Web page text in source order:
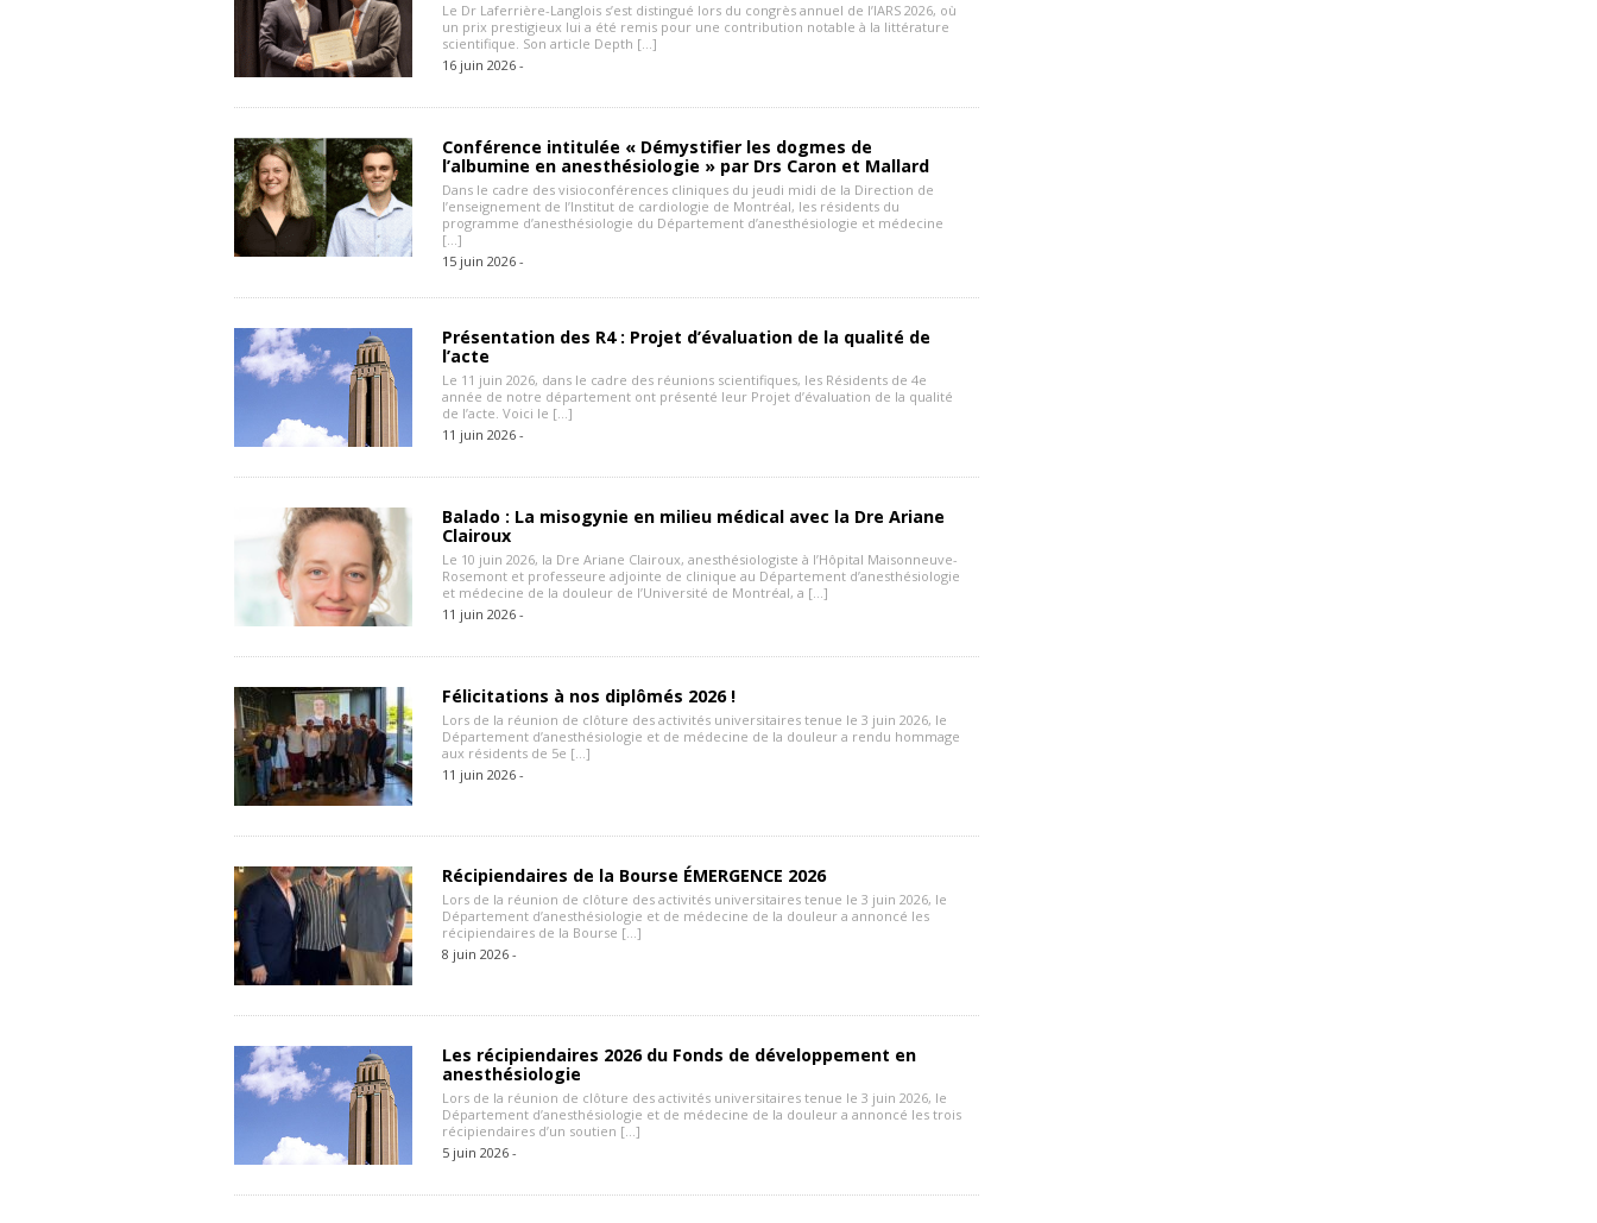
Le Dr Laferrière-Langlois s’est distingué lors du congrès annuel de l’IARS 2026, où
un prix prestigieux lui a été remis pour une contribution notable à la littérature
scientifique. Son article Depth […]
16 juin 2026 -
Conférence intitulée « Démystifier les dogmes de
l’albumine en anesthésiologie » par Drs Caron et Mallard
Dans le cadre des visioconférences cliniques du jeudi midi de la Direction de
l’enseignement de l’Institut de cardiologie de Montréal, les résidents du
programme d’anesthésiologie du Département d’anesthésiologie et médecine
[…]
15 juin 2026 -
Présentation des R4 : Projet d’évaluation de la qualité de
l’acte
Le 11 juin 2026, dans le cadre des réunions scientifiques, les Résidents de 4e
année de notre département ont présenté leur Projet d’évaluation de la qualité
de l’acte. Voici le […]
11 juin 2026 -
Balado : La misogynie en milieu médical avec la Dre Ariane
Clairoux
Le 10 juin 2026, la Dre Ariane Clairoux, anesthésiologiste à l’Hôpital Maisonneuve-
Rosemont et professeure adjointe de clinique au Département d’anesthésiologie
et médecine de la douleur de l’Université de Montréal, a […]
11 juin 2026 -
Félicitations à nos diplômés 2026 !
Lors de la réunion de clôture des activités universitaires tenue le 3 juin 2026, le
Département d’anesthésiologie et de médecine de la douleur a rendu hommage
aux résidents de 5e […]
11 juin 2026 -
Récipiendaires de la Bourse ÉMERGENCE 2026
Lors de la réunion de clôture des activités universitaires tenue le 3 juin 2026, le
Département d’anesthésiologie et de médecine de la douleur a annoncé les
récipiendaires de la Bourse […]
8 juin 2026 -
Les récipiendaires 2026 du Fonds de développement en
anesthésiologie
Lors de la réunion de clôture des activités universitaires tenue le 3 juin 2026, le
Département d’anesthésiologie et de médecine de la douleur a annoncé les trois
récipiendaires d’un soutien […]
5 juin 2026 -